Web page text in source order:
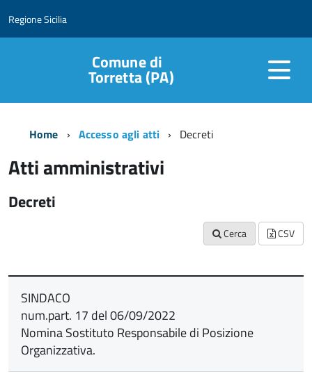
Regione Sicilia
Comune di
Torretta (PA)
Home Accesso agli atti Decreti
Atti amministrativi
Decreti
Cerca CSV
SINDACO
num.part. 17 del 06/09/2022
Nomina Sostituto Responsabile di Posizione
Organizzativa.